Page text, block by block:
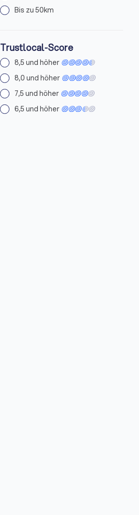
Bis zu 50km
Trustlocal-Score
8,5 und höher
8,0 und höher
7,5 und höher
6,5 und höher